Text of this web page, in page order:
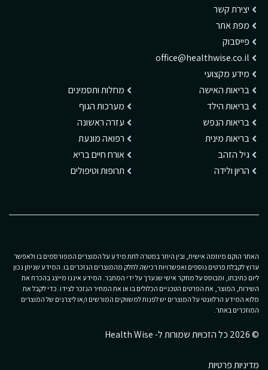
יצירת קשר
מפת אתר
פייסבוק
office@healthwise.co.il
מידע מקצועי
בריאות האישה
בריאות הילד
בריאות הנפש
בריאות מינית
גיל הזהב
הריון ולידה
מחלות ותסמינים
מערכות הגוף
עזרה ראשונה
רפואה מונעת
אורח חיים בריא
תרופות וטיפולים
האתר הוקם מיוזמה אישית, ובין היתר במטרה לתת מידע על המוצרים המפורסמים בו ולאפשר
ערוץ לקבלת פרטים נוספים ואפשרויות רכישה לחלק מהמוצרים הנזכרים בו. המידע שניתן נכון
ליום כתיבתו, ומבוסס על מחקר אישי שנערך על ידי המחבר. המידע איננו מייצג בהכרח את
השירות, המוצר, את הפרטים הטכניים הכלולים בו או את המחיר הנזכר לצידו. כדי לקבל את
מלוא המידע הרלוונטי על המוצרים יש לפנות למשווקים המורשים ו/או ליצרנים של המוצרים
המוזכרים באתר.
© 2026 כל הזכויות שמורות ל- Health Wise
מדיניות פרטיות